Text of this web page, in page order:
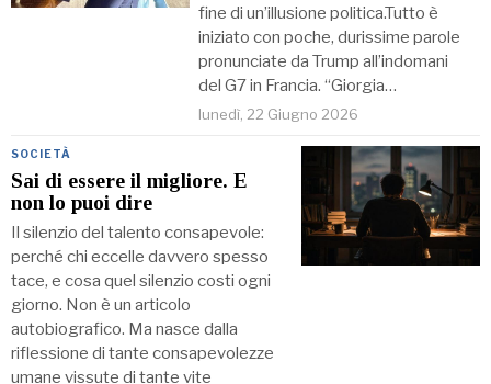
fine di un’illusione politica.Tutto è
iniziato con poche, durissime parole
pronunciate da Trump all’indomani
del G7 in Francia. “Giorgia…
lunedì, 22 Giugno 2026
SOCIETÀ
Sai di essere il migliore. E
non lo puoi dire
Il silenzio del talento consapevole:
perché chi eccelle davvero spesso
tace, e cosa quel silenzio costi ogni
giorno. Non è un articolo
autobiografico. Ma nasce dalla
riflessione di tante consapevolezze
umane vissute di tante vite